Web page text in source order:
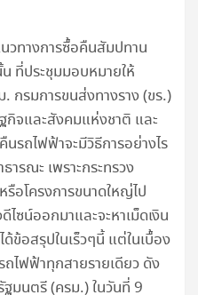
วทางการซื้อคืนสัมปทาน
ที่ประชุมมอบหมายให้
กรมการขนส่งทางราง (ขร.)
จและสังคมแห่งชาติ และ
รถไฟฟ้าจะมีวิธีการอย่างไร
ารณะ เพราะกระทรวง
อโครงการขนาดใหญ่ไป
ซน์ออกมาและจะหาเม็ดเงิน
ข้อสรุปในเร็วๆนี้ แต่ในเบื้อง
ไฟฟ้าทุกสายรายเดียว ดัง
มนตรี (ครม.) ในวันที่ 9